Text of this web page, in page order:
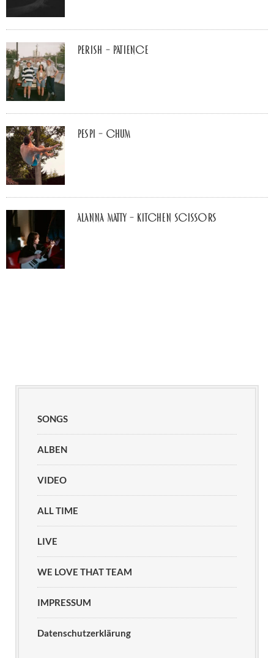
Perish – Patience
Pespi – Chum
Alanna Matty – Kitchen Scissors
SONGS
ALBEN
VIDEO
ALL TIME
LIVE
WE LOVE THAT TEAM
IMPRESSUM
Datenschutzerklärung